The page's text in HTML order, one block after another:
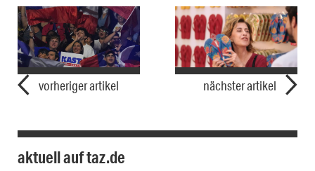
vorheriger artikel nächster artikel
aktuell auf taz.de